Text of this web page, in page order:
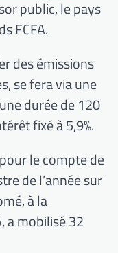
public, le pays
FCFA.
des émissions
se fera via une
durée de 120
fixé à 5,9%.
le compte de
de l’année sur
à la
a mobilisé 32